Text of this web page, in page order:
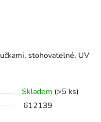
stohovatelné, UV
Skladem (>5 ks)
612139